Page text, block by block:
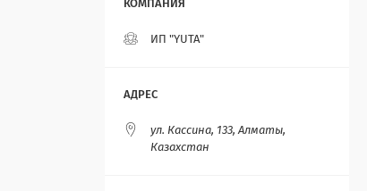
ИП "YUTA"
ул. Кассина, 133, Алматы,
Казахстан